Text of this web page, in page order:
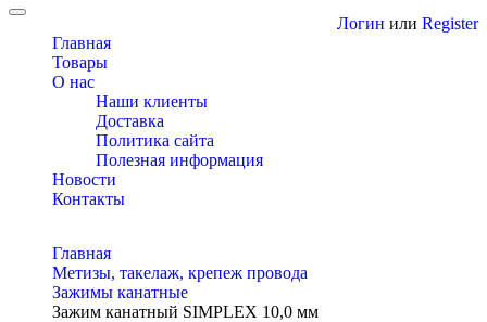
Toggle
navigationГлавная
Товары
О нас
Наши клиенты
Доставка
Политика сайта
Полезная информация
Новости
Контакты
Логин или Register
Главная
Метизы, такелаж, крепеж провода
Зажимы канатные
Зажим канатный SIMPLEX 10,0 мм